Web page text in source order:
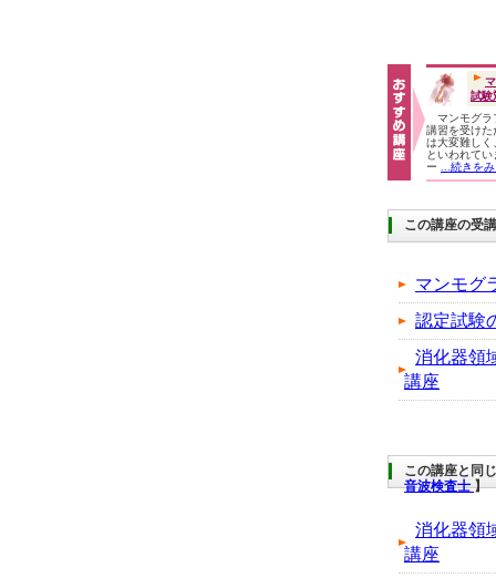
試験
マンモグラ
講習を受けた
は大変難しく
といわれて
ー
...続きを
この講座の受
マンモグ
認定試験
消化器領
講座
この講座と同
音波検査士】
消化器領
講座